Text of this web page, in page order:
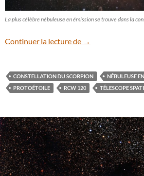
La plus célèbre nébuleuse en émission se trouve dans la
Continuer la lecture de Cette nébuleuse
→
CONSTELLATION DU SCORPION
NÉBULEUSE
PROTOÉTOILE
RCW 120 TÉLESCOPE